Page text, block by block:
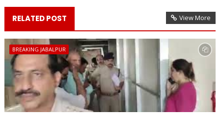
RELATED POST View More
BREAKING JABALPUR